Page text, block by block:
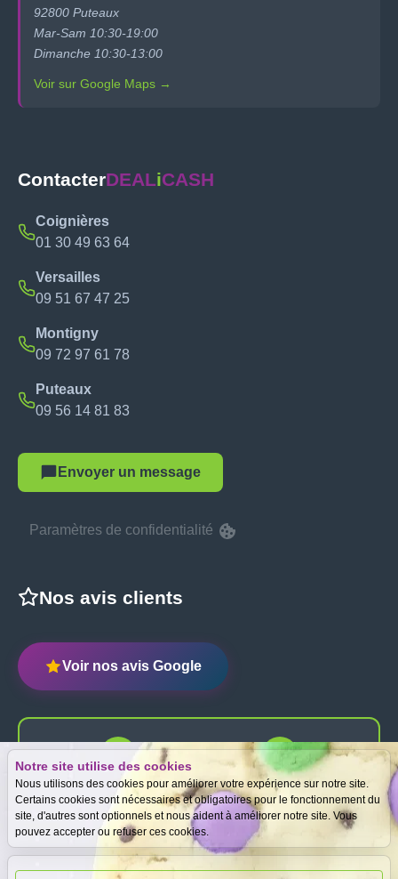
Notre site utilise des cookies
Nous utilisons des cookies pour améliorer votre expérience sur notre site.
Certains cookies sont nécessaires et obligatoires pour le fonctionnement du
site, d'autres sont optionnels et nous aident à améliorer notre site. Vous
pouvez accepter ou refuser ces cookies.
92800 Puteaux
Mar-Sam 10:30-19:00
Dimanche 10:30-13:00
Voir sur Google Maps →
ContacterDEALiCASH
Coignières
01 30 49 63 64
Versailles
09 51 67 47 25
Montigny
09 72 97 61 78
Puteaux
09 56 14 81 83
Envoyer un message
Paramètres de confidentialité
Nos avis clients
Voir nos avis Google
Expertise
gratuite
Meilleurs prix
garantis
Paiement
immédiat